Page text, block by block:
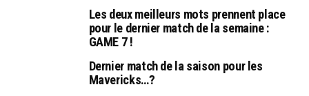
Les deux meilleurs mots prennent place
pour le dernier match de la semaine :
GAME 7 !
Dernier match de la saison pour les
Mavericks…?